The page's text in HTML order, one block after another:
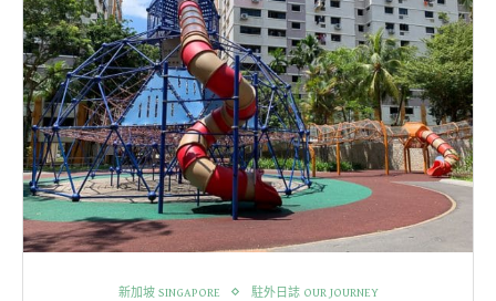
新加坡 SINGAPORE 駐外日誌 OUR JOURNEY